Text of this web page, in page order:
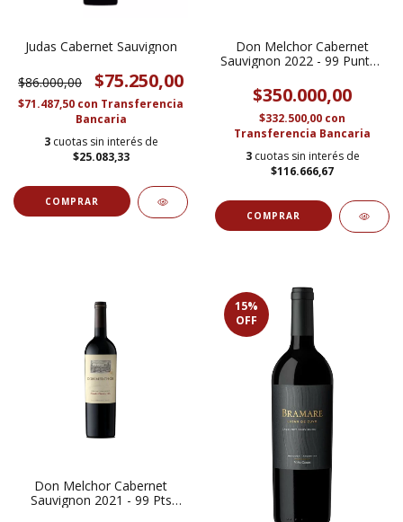
Judas Cabernet Sauvignon
$86.000,00 $75.250,00
$71.487,50 con Transferencia
Bancaria
3 cuotas sin interés de
$25.083,33
Don Melchor Cabernet
Sauvignon 2022 - 99 Puntos
$350.000,00
$332.500,00 con
Transferencia Bancaria
3 cuotas sin interés de
$116.666,67
Don Melchor Cabernet
Sauvignon 2021 - 99 Pts
15%
OFF